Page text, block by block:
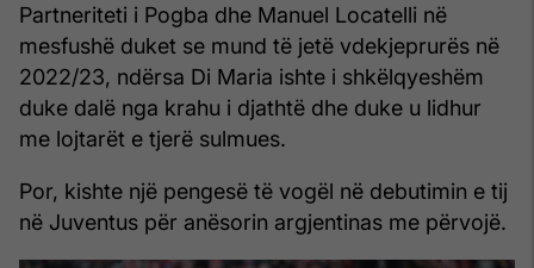
Partneriteti i Pogba dhe Manuel Locatelli në
mesfushë duket se mund të jetë vdekjeprurës në
2022/23, ndërsa Di Maria ishte i shkëlqyeshëm
duke dalë nga krahu i djathtë dhe duke u lidhur
me lojtarët e tjerë sulmues.
Por, kishte një pengesë të vogël në debutimin e tij
në Juventus për anësorin argjentinas me përvojë.